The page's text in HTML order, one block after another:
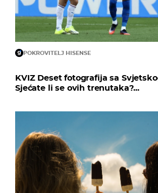
POKROVITELJ HISENSE
KVIZ Deset fotografija sa
Sjećate li se ovih trenutaka?...